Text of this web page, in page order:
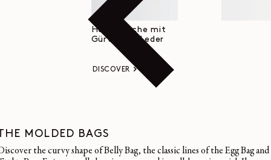
Hobo-Tasche mit
Gürtel aus Leder
DISCOVER
MOLDED BAGS
the curvy shape of Belly Bag, the classic lines of the Egg Bag and